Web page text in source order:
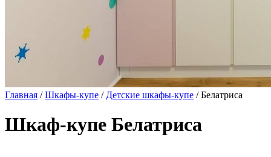
Главная /Шкафы-купе / Детские шкафы-купе / Белатриса
Шкаф-купе Белатриса